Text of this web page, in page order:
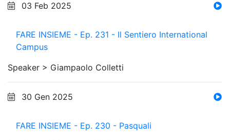
03 Feb 2025
FARE INSIEME - Ep. 231 - Il Sentiero International
Campus
Speaker > Giampaolo Colletti
30 Gen 2025
FARE INSIEME - Ep. 230 - Pasquali